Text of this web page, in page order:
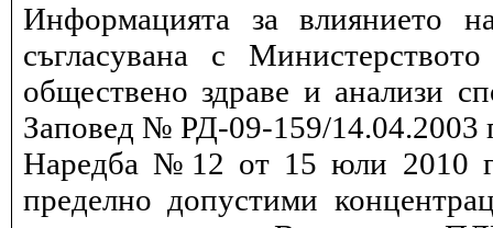
Информацията за влиянието
съгласувана с
обществено здраве и анализи
Заповед № РД-09-159/14.04.2003
Наредба №12 от 15 юли 2010
пределно допустими